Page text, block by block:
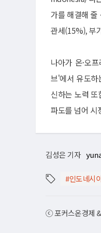
가를 해결해 줄
관세(15%), 부
나아가 온·오
브'에서 유도
신하는 노력
파도를 넘어 시
김성은 기자
#인도네시
ⓒ 포커스온경제